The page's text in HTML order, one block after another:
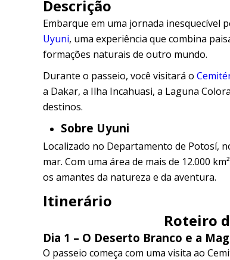
Descrição
Embarque em uma jornada inesquecível
Uyuni, uma experiência que combina
formações naturais de outro mundo.
Durante o passeio, você visitará o
a Dakar, a Ilha Incahuasi, a Laguna
destinos.
Sobre Uyuni
Localizado no Departamento de Potosí,
mar. Com uma área de mais de 12.000
os amantes da natureza e da aventura.
Itinerário
Roteiro
Dia 1 – O Deserto Branco e a
O passeio começa com uma visita ao